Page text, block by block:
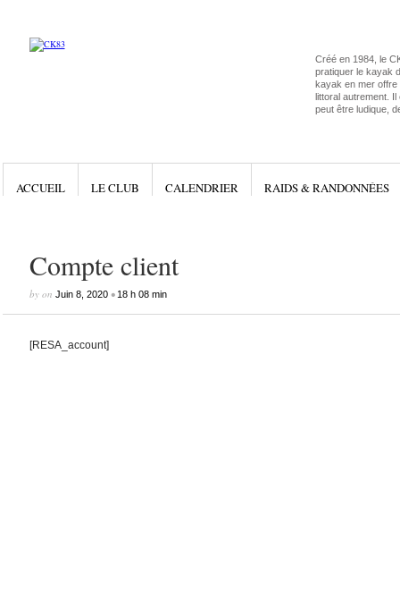
Créé en 1984, le
pratiquer le kayak
kayak en mer offre
littoral autrement.
peut être ludique,
ACCUEIL LE CLUB CALENDRIER RAIDS & RANDONNÉES
Compte client
by on Juin 8, 2020• 18 h 08 min
[RESA_account]